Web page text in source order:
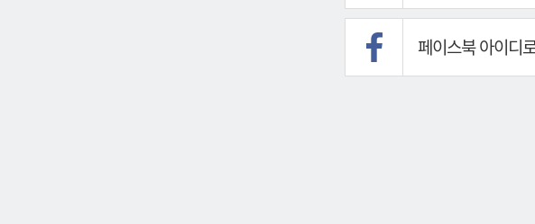
페이스북 아이디